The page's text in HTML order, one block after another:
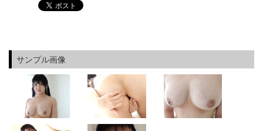
サンプル画像